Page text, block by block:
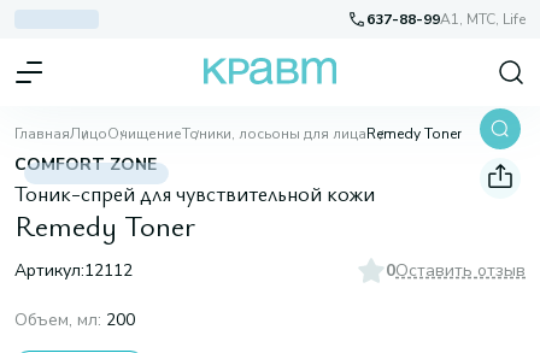
637-88-99A1, МТС, Life
ГлавнаяЛицоОчищениеТоники, лосьоны для лицаRemedy Toner
COMFORT ZONE
Тоник-спрей для чувствительной кожи
Remedy Toner
Артикул:12112 0Оставить отзыв
Объем, мл: 200